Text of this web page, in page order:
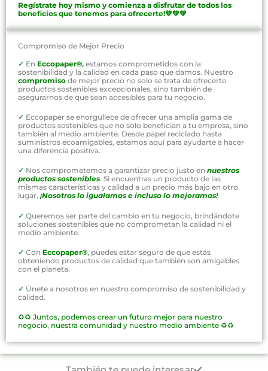
Regístrate hoy mismo y comienza a disfrutar de todos los
beneficios que tenemos para ofrecerte!💚💚💚
Compromiso de Mejor Precio
✓ En Eccopaper®, estamos comprometidos con la
sostenibilidad y la calidad en cada paso que damos. Nuestro
compromiso de mejor precio no solo se trata de ofrecerte
productos sostenibles excepcionales, sino también de
asegurarnos de que sean accesibles para tu negocio.
✓ Eccopaper se enorgullece de ofrecer una amplia gama de
productos sostenibles que no solo benefician a tu empresa, sino
también al medio ambiente. Desde papel reciclado hasta
suministros ecoamigables, estamos aquí para ayudarte a hacer
una diferencia positiva.
✓ Nos comprometemos a garantizar precio justo en nuestros
productos sostenibles. Si encuentras un producto de las
mismas características y calidad a un precio más bajo en otro
lugar, ¡Nosotros lo igualamos e incluso lo mejoramos!
✓ Queremos ser parte del cambio en tu negocio, brindándote
soluciones sostenibles que no comprometan la calidad ni el
medio ambiente.
✓ Con Eccopaper®, puedes estar seguro de que estás
obteniendo productos de calidad que también son amigables
con el planeta.
✓ Únete a nosotros en nuestro compromiso de sostenibilidad y
calidad.
♻️♻️ Juntos, podemos crear un futuro mejor para nuestro
negocio, nuestra comunidad y nuestro medio ambiente ♻️♻️